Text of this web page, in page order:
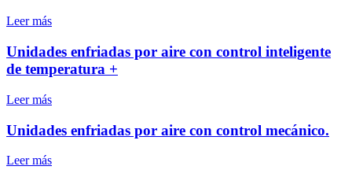
Leer más
Unidades enfriadas por aire con control inteligente
de temperatura +
Leer más
Unidades enfriadas por aire con control mecánico.
Leer más